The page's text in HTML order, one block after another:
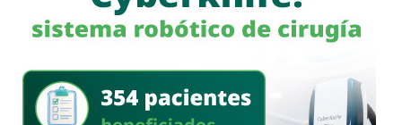
será habilitado como callejón peatonal, mientras que el
segundo tramo funcionará como zona exclusiva para
La SSPC de la Capital exhorta a las y los asistentes a
la FENAPO a planificar sus traslados
, respetar la